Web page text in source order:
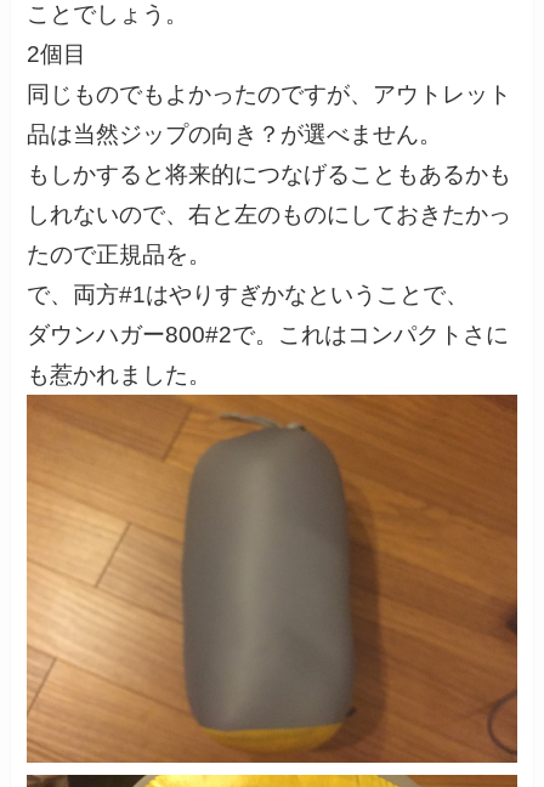
ことでしょう。
2個目
同じものでもよかったのですが、アウトレット
品は当然ジップの向き？が選べません。
もしかすると将来的につなげることもあるかも
しれないので、右と左のものにしておきたかっ
たので正規品を。
で、両方#1はやりすぎかなということで、
ダウンハガー800#2で。これはコンパクトさに
も惹かれました。